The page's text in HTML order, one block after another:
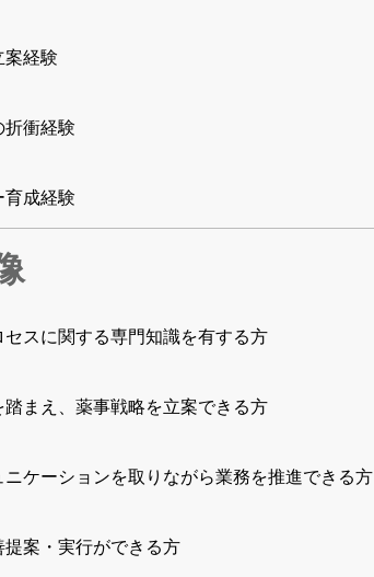
案経験
衝経験
育成経験
スに関する専門知識を有する方
まえ、薬事戦略を立案できる方
ケーションを取りながら業務を推進できる方
案・実行ができる方